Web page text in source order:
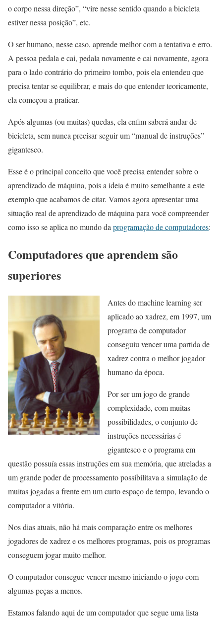
o corpo nessa direção”, “vire nesse sentido quando a bicicleta
estiver nessa posição”, etc.
O ser humano, nesse caso, aprende melhor com a tentativa e erro.
A pessoa pedala e cai, pedala novamente e cai novamente, agora
para o lado contrário do primeiro tombo, pois ela entendeu que
precisa tentar se equilibrar, e mais do que entender teoricamente,
ela começou a praticar.
Após algumas (ou muitas) quedas, ela enfim saberá andar de
bicicleta, sem nunca precisar seguir um “manual de instruções”
gigantesco.
Esse é o principal conceito que você precisa entender sobre o
aprendizado de máquina, pois a ideia é muito semelhante a este
exemplo que acabamos de citar. Vamos agora apresentar uma
situação real de aprendizado de máquina para você compreender
como isso se aplica no mundo da programação de computadores:
Computadores que aprendem são
superiores
Antes do machine learning ser
aplicado ao xadrez, em 1997, um
programa de computador
conseguiu vencer uma partida de
xadrez contra o melhor jogador
humano da época.
Por ser um jogo de grande
complexidade, com muitas
possibilidades, o conjunto de
instruções necessárias é
gigantesco e o programa em
questão possuía essas instruções em sua memória, que atreladas a
um grande poder de processamento possibilitava a simulação de
muitas jogadas a frente em um curto espaço de tempo, levando o
computador a vitória.
Nos dias atuais, não há mais comparação entre os melhores
jogadores de xadrez e os melhores programas, pois os programas
conseguem jogar muito melhor.
O computador consegue vencer mesmo iniciando o jogo com
algumas peças a menos.
Estamos falando aqui de um computador que segue uma lista